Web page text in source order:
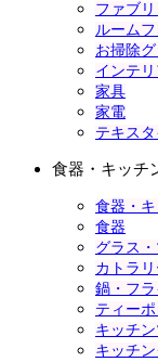
ファブ
ルーム
お掃除
インテ
家具
家電
テキス
食器・キッチ
食器・
食器
グラス
カトラリ
鍋・フ
ティー
キッチ
キッチ